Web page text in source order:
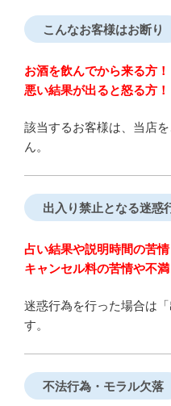
こんなお客様はお断り
お酒を飲んでから来る方！
悪い結果が出ると怒る方！
該当するお客様は、当店
ん。
出入り禁止となる迷惑
占い結果や説明時間の苦情
キャンセル料の苦情や不満
迷惑行為を行った場合は
す。
不法行為・モラル欠落